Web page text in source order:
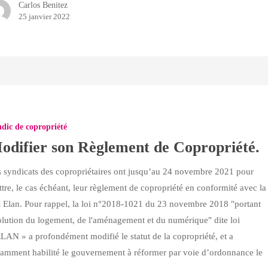
Carlos Benitez
25 janvier 2022
de copropriété
son Règlement de Copropriété.
syndicats des copropriétaires ont jusqu’au 24 novembre 2021 pour
le cas échéant, leur règlement de copropriété en conformité avec la
Elan. Pour rappel, la loi n°2018-1021 du 23 novembre 2018 "portant
du logement, de l'aménagement et du numérique" dite loi
» a profondément modifié le statut de la copropriété, et a
habilité le gouvernement à réformer par voie d’ordonnance le